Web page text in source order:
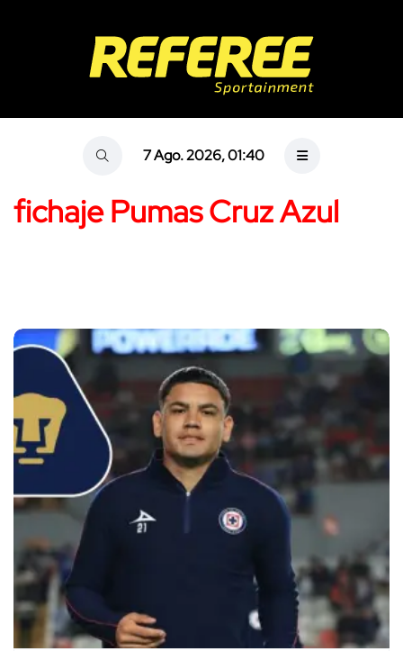
7 Ago. 2026, 01:40
fichaje Pumas Cruz Azul